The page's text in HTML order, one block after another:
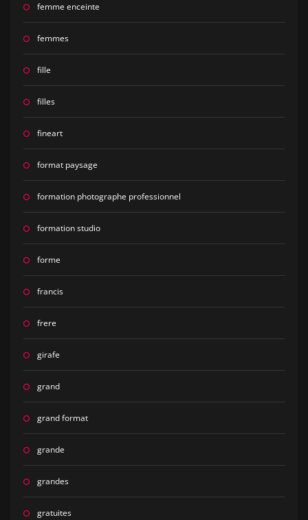
femme enceinte
femmes
fille
filles
fineart
format paysage
formation photographe professionnel
formation studio
forme
francis
frere
girafe
grand
grand format
grande
grandes
gratuites